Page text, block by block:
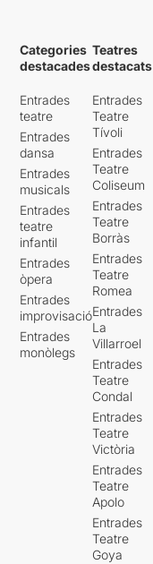
Categories
destacades
Entrades
teatre
Entrades
dansa
Entrades
musicals
Entrades
teatre
infantil
Entrades
òpera
Entrades
improvisació
Entrades
monòlegs
Teatres
destacats
Entrades
Teatre
Tívoli
Entrades
Teatre
Coliseum
Entrades
Teatre
Borràs
Entrades
Teatre
Romea
Entrades
La
Villarroel
Entrades
Teatre
Condal
Entrades
Teatre
Victòria
Entrades
Teatre
Apolo
Entrades
Teatre
Goya